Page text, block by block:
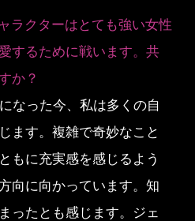
クターはとても強い女性
するために戦います。共
か？
なった今、私は多くの自
ます。複雑で奇妙なこと
もに充実感を感じるよう
向に向かっています。知
ったとも感じます。ジェ